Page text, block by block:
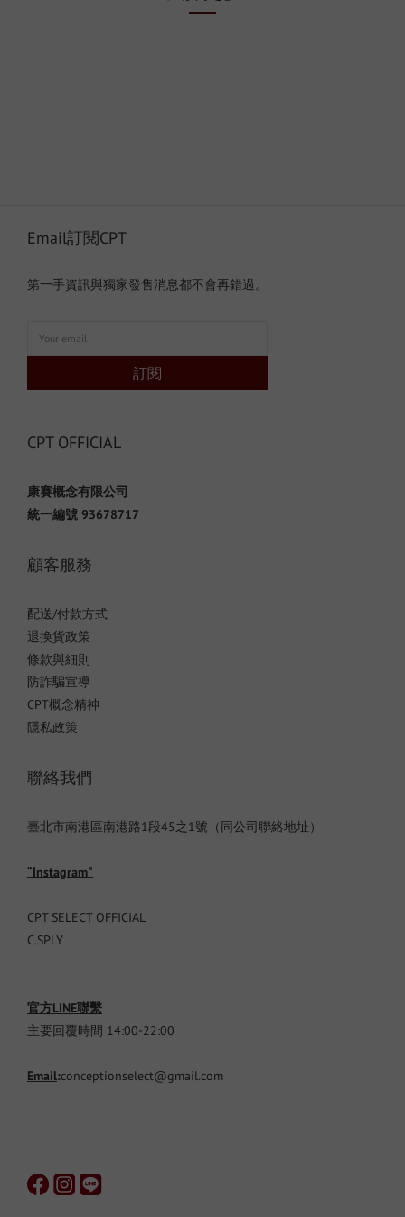
Email訂閱CPT
第一手資訊與獨家發售消息都不會再錯過。
訂閱
CPT OFFICIAL
康賽概念有限公司
統一編號 93678717
顧客服務
配送/付款方式
退換貨政策
條款與細則
防詐騙宣導
CPT概念精神
隱私政策
聯絡我們
臺北市南港區南港路1段45之1號（同公司聯絡地址）
“Instagram"
CPT SELECT OFFICIAL
C.SPLY
官方LINE聯繫
主要回覆時間 14:00-22:00
Email:conceptionselect@gmail.com